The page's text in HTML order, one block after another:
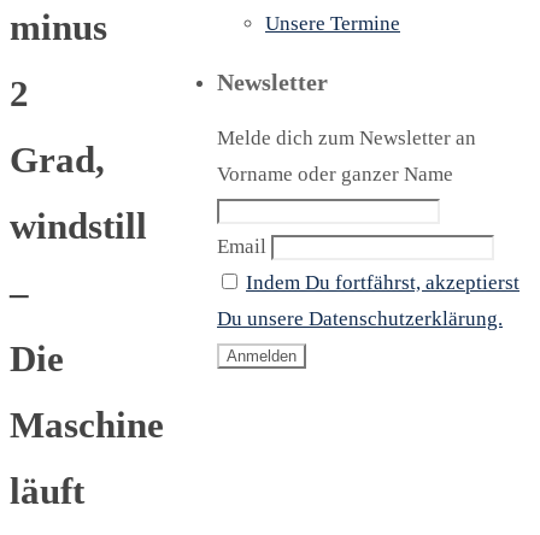
minus
2
Grad,
windstill
–
Die
Maschine
läuft
Unsere Termine
Newsletter
Melde dich zum Newsletter an
Vorname oder ganzer Name
Email
Indem Du fortfährst, akzeptierst
Du unsere Datenschutzerklärung.